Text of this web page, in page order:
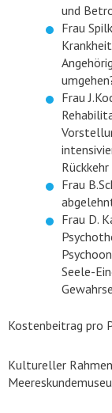
und
Frau
Frau
Frau
Frau D.
Seele-
Kostenbeitrag pro
Kultureller